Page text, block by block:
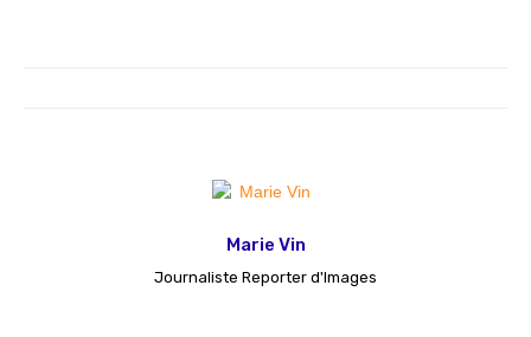
Marie Vin
Journaliste Reporter d'Images